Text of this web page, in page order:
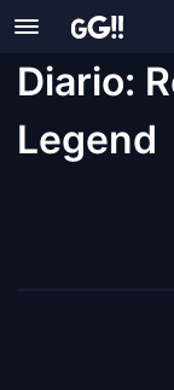
Diario:
Legend